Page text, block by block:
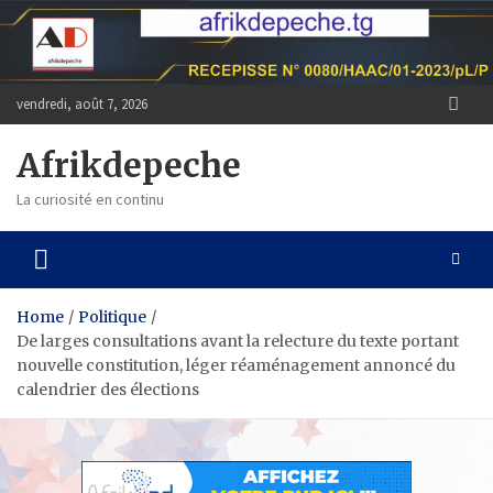
Skip
content
vendredi, août 7, 2026
Afrikdepeche
La curiosité en continu
Home
Politique
De larges consultations avant la relecture du texte portant
nouvelle constitution, léger réaménagement annoncé du
calendrier des élections